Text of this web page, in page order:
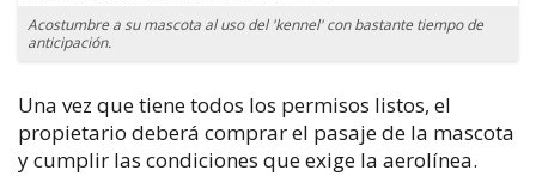
Acostumbre a su mascota al uso del 'kennel' con bastante tiempo de
anticipación.
Una vez que tiene todos los permisos listos, el
propietario deberá comprar el pasaje de la mascota
y cumplir las condiciones que exige la aerolínea.